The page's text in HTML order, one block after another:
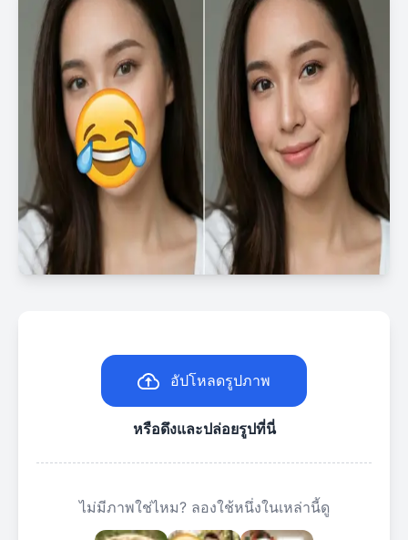
อัปโหลดรูปภาพ
หรือดึงและปล่อยรูปที่นี่
ไม่มีภาพใช่ไหม? ลองใช้หนึ่งในเหล่านี้ดู